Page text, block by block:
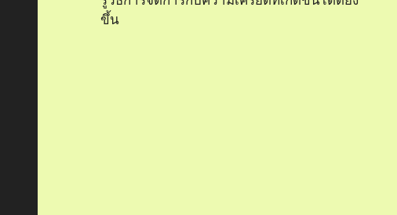
ขึ้น